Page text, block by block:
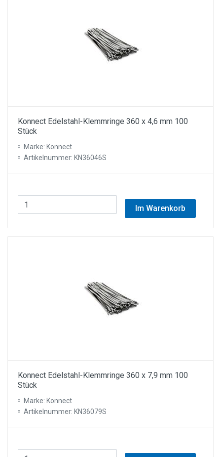
Konnect Edelstahl-Klemmringe 360 x 4,6 mm 100
Stück
Marke: Konnect
Artikelnummer: KN36046S
Im Warenkorb
Konnect Edelstahl-Klemmringe 360 x 7,9 mm 100
Stück
Marke: Konnect
Artikelnummer: KN36079S